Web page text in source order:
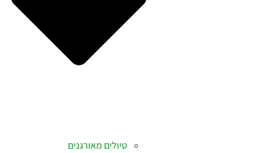
טיולים מאורגנים